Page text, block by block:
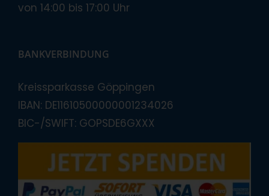
von 14:00 bis 17:00 Uhr
BANKVERBINDUNG
Kreissparkasse Göppingen
IBAN: DE11610500000001234026
BIC-/SWIFT: GOPSDE6GXXX